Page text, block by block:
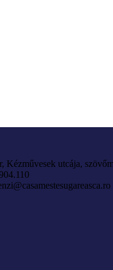
Kézművesek utcája,